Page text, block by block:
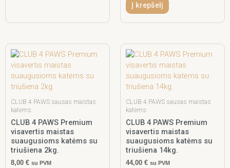
Į krepšelį
CLUB 4 PAWS sausas maistas
katėms
CLUB 4 PAWS Premium
visavertis maistas
suaugusioms katėms su
triušiena 2kg.
8,00 € su PVM
CLUB 4 PAWS sausas maistas
katėms
CLUB 4 PAWS Premium
visavertis maistas
suaugusioms katėms su
triušiena 14kg.
44,00 € su PVM